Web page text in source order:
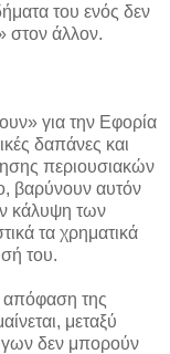
του ενός δεν
στον άλλον.
για την Εφορία
δαπάνες και
περιουσιακών
βαρύνουν αυτόν
κάλυψη των
τα χρηματικά
του.
απόφαση της
μεταξύ
δεν μπορούν